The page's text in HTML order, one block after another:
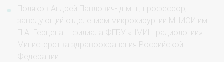
Поляков Андрей Павлович- д.м.н., профессор,
заведующий отделением микрохирургии МНИОИ им.
П.А. Герцена – филиала ФГБУ «НМИЦ радиологии»
Министерства здравоохранения Российской
Федерации.